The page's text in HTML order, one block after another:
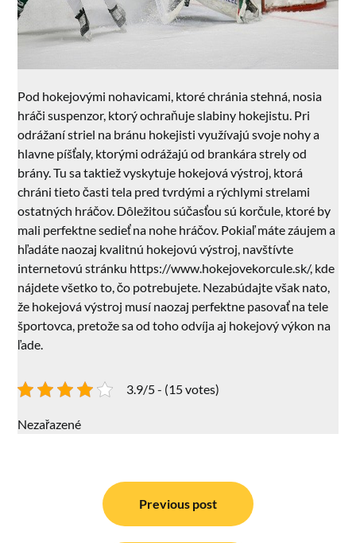
Pod hokejovými nohavicami, ktoré chránia stehná, nosia
hráči suspenzor, ktorý ochraňuje slabiny hokejistu. Pri
odrážaní striel na bránu hokejisti využívajú svoje nohy a
hlavne píšťaly, ktorými odrážajú od brankára strely od
brány. Tu sa taktiež vyskytuje hokejová výstroj, ktorá
chráni tieto časti tela pred tvrdými a rýchlymi strelami
ostatných hráčov. Dôležitou súčasťou sú korčule, ktoré by
mali perfektne sedieť na nohe hráčov. Pokiaľ máte záujem a
hľadáte naozaj kvalitnú hokejovú výstroj, navštívte
internetovú stránku https://www.hokejovekorcule.sk/, kde
nájdete všetko to, čo potrebujete. Nezabúdajte však nato,
že hokejová výstroj musí naozaj perfektne pasovať na tele
športovca, pretože sa od toho odvíja aj hokejový výkon na
ľade.
3.9/5 - (15 votes)
Nezařazené
Previous post